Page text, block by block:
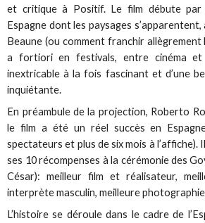
et critique à Positif. Le film débute par
Espagne dont les paysages s’apparentent,
Beaune (ou comment franchir
a fortiori en festivals, entre cinéma et
inextricable à la fois fascinant et d’une
inquiétante.
En préambule de la projection, Roberto
le film a été un réel succès en
spectateurs et plus de six mois à l’affiche).
ses 10 récompenses à la cérémonie des
César): meilleur film et réalisateur,
interprète masculin, meilleure
L’histoire se déroule dans le cadre de